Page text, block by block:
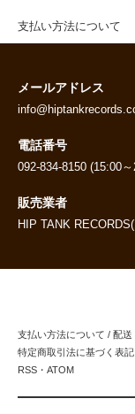
支払い方法について
メールアドレス
電話番号
092-834-8150 (15:00
販売業者
HIP TANK
支払い方法について / 配送
特定商取引法に基づく表記
RSS ・ ATOM